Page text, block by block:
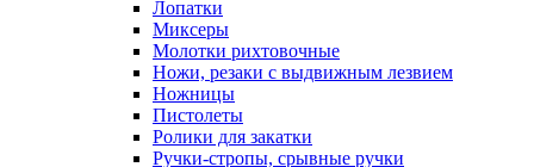
Лопатки
Миксеры
Молотки рихтовочные
Ножи, резаки с выдвижным лезвием
Ножницы
Пистолеты
Ролики для закатки
Ручки-стропы, срывные ручки